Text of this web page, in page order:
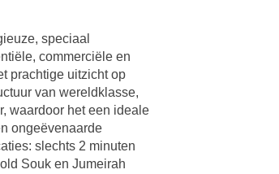
speciaal
commerciële en
prachtige uitzicht op
van wereldklasse,
waardoor het een ideale
ongeëvenaarde
slechts 2 minuten
Souk en Jumeirah